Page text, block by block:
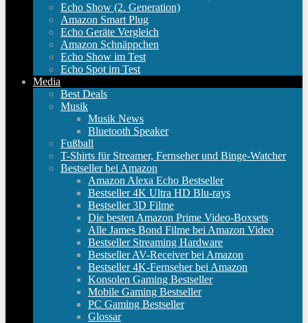
Echo Show (2. Generation)
Amazon Smart Plug
Echo Geräte Vergleich
Amazon Schnäppchen
Echo Show im Test
Echo Spot im Test
Media
Best Deals
Musik
Musik News
Bluetooth Speaker
Fußball
T-Shirts für Streamer, Fernseher und Binge-Watcher
Bestseller bei Amazon
Amazon Alexa Echo Bestseller
Bestseller 4K Ultra HD Blu-rays
Bestseller 3D Filme
Die besten Amazon Prime Video-Boxsets
Alle James Bond Filme bei Amazon Video
Bestseller Streaming Hardware
Bestseller AV-Receiver bei Amazon
Bestseller 4K-Fernseher bei Amazon
Konsolen Gaming Bestseller
Mobile Gaming Bestseller
PC Gaming Bestseller
Glossar